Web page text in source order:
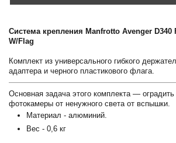
Система крепления Manfrotto Avenger D340
W/Flag
Комплект из универсального гибкого
адаптера и черного пластикового флага.
Основная задача этого комплекта — оградить
фотокамеры от ненужного света от вспышки.
Материал - алюминий.
Вес - 0,6 кг